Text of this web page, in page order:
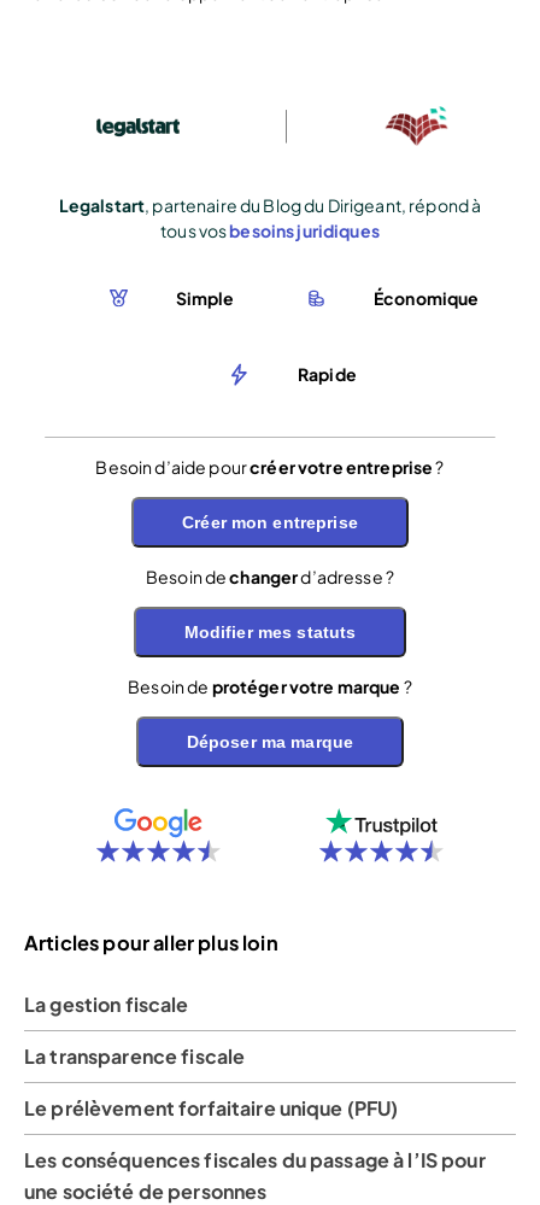
Legalstart, partenaire du Blog du Dirigeant, répond à
tous vosbesoins juridiques
Simple Économique
Rapide
Besoin d’aide pourcréer votre entreprise?
Créer mon entreprise
Besoin dechangerd’adresse ?
Modifier mes statuts
Besoin de protéger votre marque ?
Déposer ma marque
Articles pour aller plus loin
La gestion fiscale
La transparence fiscale
Le prélèvement forfaitaire unique (PFU)
Les conséquences fiscales du passage à l’IS pour
une société de personnes